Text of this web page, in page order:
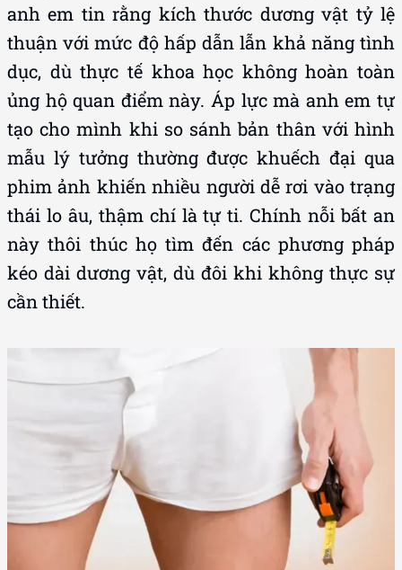
anh em tin rằng kích thước dương vật tỷ lệ
thuận với mức độ hấp dẫn lẫn khả năng tình
dục, dù thực tế khoa học không hoàn toàn
ủng hộ quan điểm này. Áp lực mà anh em tự
tạo cho mình khi so sánh bản thân với hình
mẫu lý tưởng thường được khuếch đại qua
phim ảnh khiến nhiều người dễ rơi vào trạng
thái lo âu, thậm chí là tự ti. Chính nỗi bất an
này thôi thúc họ tìm đến các phương pháp
kéo dài dương vật, dù đôi khi không thực sự
cần thiết.